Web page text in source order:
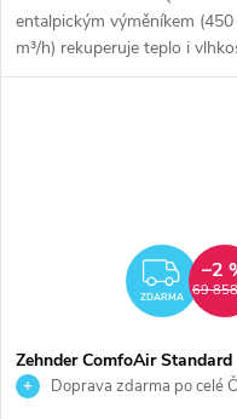
entalpickým výměníkem (450
m³/h) rekuperuje teplo i
pro...
ZDARMA 69
–2
Zehnder ComfoAir Standard
300 VR – centrální
Doprava zdarma po celé